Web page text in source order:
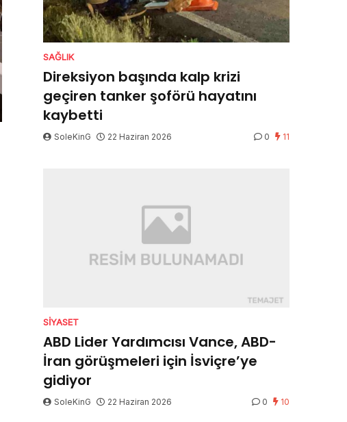
SAĞLIK
Direksiyon başında kalp krizi
geçiren tanker şoförü hayatını
kaybetti
SoleKinG 22 Haziran 2026 0 11
SIYASET
ABD Lider Yardımcısı Vance, ABD-
İran görüşmeleri için İsviçre’ye
gidiyor
SoleKinG 22 Haziran 2026 0 10